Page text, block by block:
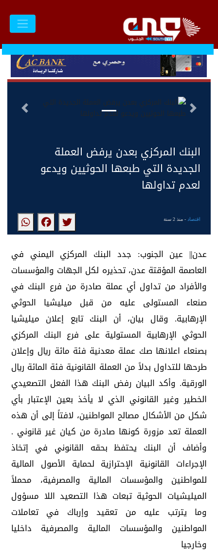
التالى السابق
البنك المركزي بعدن يرفض العملة
الجديدة التي طبعها الحوثيين ويدعو
لعدم تداولها
اقتصاد- منذ 2 سنة
عدن|| عين الجنوب: جدد البنك المركزي اليمني في
العاصمة المؤقتة عدن، تحذيره لكل الجهات والمؤسسات
والأفراد من تداول أي عملة صادرة من فرع البنك في
صنعاء المستولى عليه من قبل ميليشيا الحوثي
الإرهابية. وقال بيان، أن البنك تابع إعلان ميليشيا
الحوثي الإرهابية المستولية على فرع البنك المركزي
بصنعاء اعلانها صك عملة معدنية فئة مائة ريال وإعلان
طرحها للتداول بدلاً من العملة القانونية فئة المائة ريال
الورقية. وأكد البيان رفض البنك هذا الفعل التصعيدي
الخطير وغير القانوني الذي لا يأخذ بعين الإعتبار بأي
شكل من الأشكال مصالح المواطنين، لافتاً إلى أن هذه
العملة تعد مزورة كونها صادرة من كيان غير قانوني .
وأضاف أن البنك يحتفظ بحقه القانوني في إتخاذ
الإجراءات القانونية الإحترازية لحماية الأصول المالية
للمواطنين والمؤسسات المالية والمصرفية، محملاً
الميليشيات الحوثية تبعات هذا التصعيد اللا مسؤول
وما يترتب عليه من تعقيد وإرباك في تعاملات
المواطنين والمؤسسات المالية والمصرفية داخليا
وخارجيا